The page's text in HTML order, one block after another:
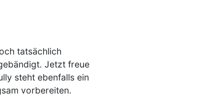
tatsächlich
Jetzt freue
steht ebenfalls ein
vorbereiten.